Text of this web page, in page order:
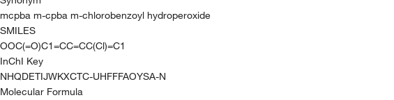
mcpba m-cpba m-chlorobenzoyl hydroperoxide
SMILES
OOC(=O)C1=CC=CC(Cl)=C1
InChI Key
NHQDETIJWKXCTC-UHFFFAOYSA-N
Molecular Formula